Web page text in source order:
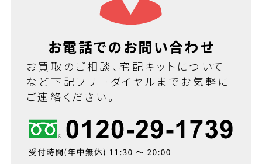
お電話でのお問い合わせ
お買取のご相談、宅配キットについて
など下記フリーダイヤルまでお気軽に
ご連絡ください。